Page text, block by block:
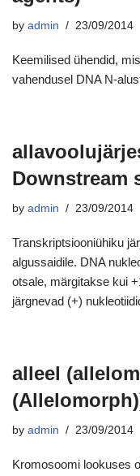
by admin 23/09/2014
Keemilised ühendid,
vahendusel DNA N-
Downstream
by admin 23/09/2014
Transkriptsiooniühiku
algussaidile. DNA
otsale, märgitakse kui
järgnevad (+)
alleel
by admin 23/09/2014
Kromosoomi lookuses